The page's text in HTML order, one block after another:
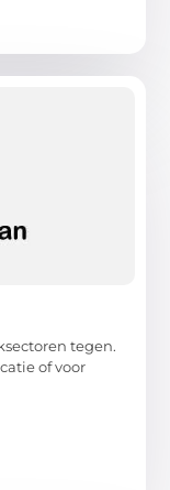
tegen.
of voor